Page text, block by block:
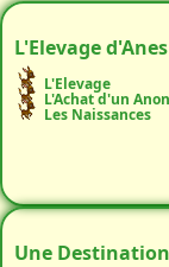
L'Elevage
L'Elevage
L'Achat d'un Anon
Les Naissances
Une